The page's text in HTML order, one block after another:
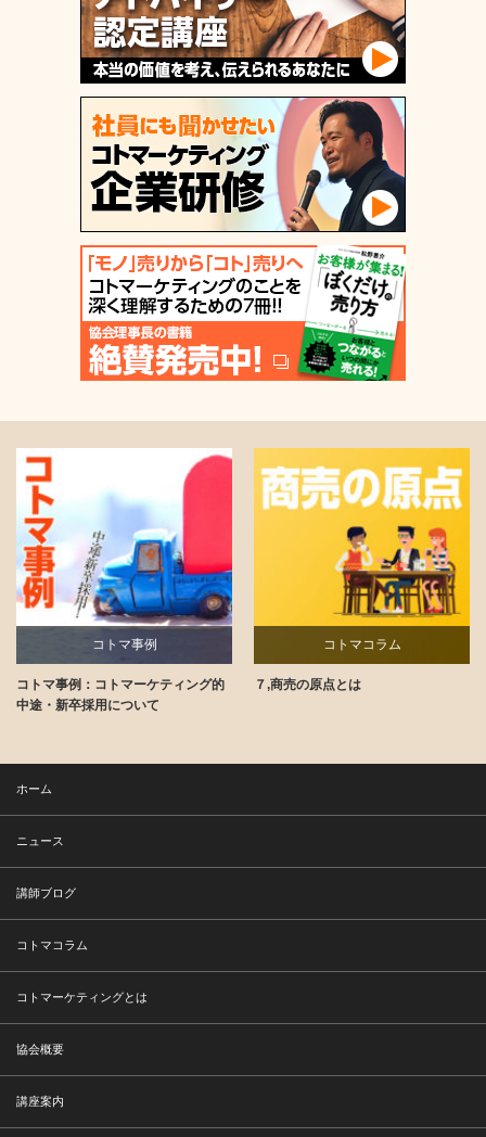
ング的
コトマコラム
７,商売の原点とは
コトマコラム
コト消費の裏側
ホーム
ニュース
講師ブログ
コトマコラム
コトマーケティングとは
協会概要
講座案内